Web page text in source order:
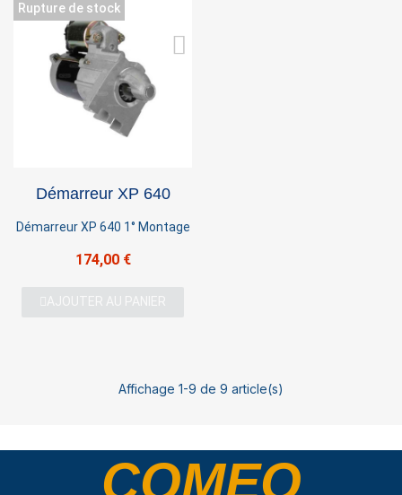
Rupture de stock
Démarreur XP 640
Démarreur XP 640 1° Montage
174,00 €
AJOUTER AU PANIER
Affichage 1-9 de 9 article(s)
COMEO